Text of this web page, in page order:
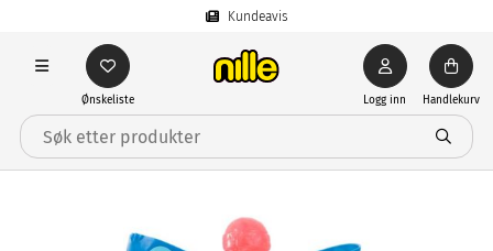
Kundeavis
Ønskeliste Logg inn Handlekurv